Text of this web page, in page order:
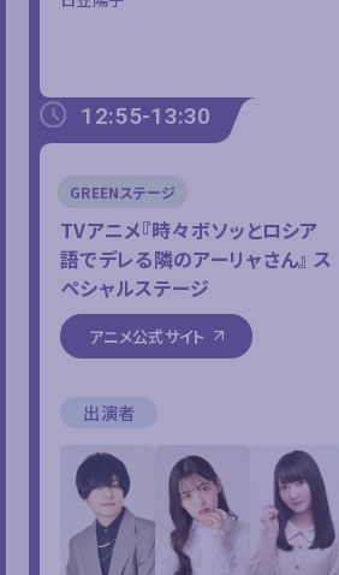
12:55-13:30
GREENステージ
TVアニメ『時々ボソッとロシア
語でデレる隣のアーリャさん』 ス
ペシャルステージ
アニメ公式サイト
出演者